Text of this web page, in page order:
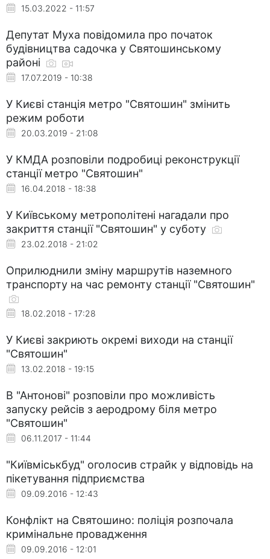
15.03.2022 - 11:57
Депутат Муха повідомила про початок
будівництва садочка у Святошинському
районі
17.07.2019 - 10:38
У Києві станція метро "Святошин" змінить
режим роботи
20.03.2019 - 21:08
У КМДА розповіли подробиці реконструкції
станції метро "Святошин"
16.04.2018 - 18:38
У Київському метрополітені нагадали про
закриття станції "Святошин" у суботу
23.02.2018 - 21:02
Оприлюднили зміну маршрутів наземного
транспорту на час ремонту станції "Святошин"
18.02.2018 - 17:28
У Києві закриють окремі виходи на станції
"Святошин"
13.02.2018 - 19:15
В "Антонові" розповіли про можливість
запуску рейсів з аеродрому біля метро
"Святошин"
06.11.2017 - 11:44
"Київміськбуд" оголосив страйк у відповідь на
пікетування підприємства
09.09.2016 - 12:43
Конфлікт на Святошино: поліція розпочала
кримінальне провадження
09.09.2016 - 12:01